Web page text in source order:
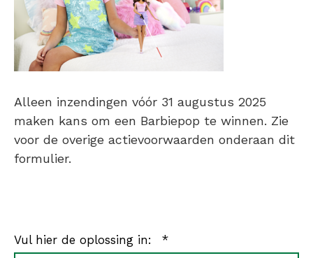
Alleen inzendingen vóór 31 augustus 2025
maken kans om een Barbiepop te winnen. Zie
voor de overige actievoorwaarden onderaan dit
formulier.
Vul hier de oplossing in: *verplicht